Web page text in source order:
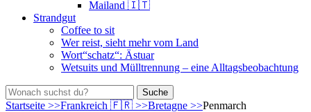
Mailand 🇮🇹
Strandgut
Coffee to sit
Wer reist, sieht mehr vom Land
Wort“schatz“: Ästuar
Wetsuits und Mülltrennung – eine Alltagsbeobachtung
bei
der
Suche
nach:
Startseite >>Frankreich 🇫🇷 >>Bretagne >>Penmarch